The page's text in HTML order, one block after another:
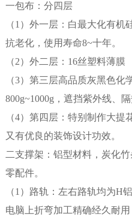
一包布：分四层
（1）外一层：白最大化有机
抗老化，使用寿命8~十年。
（2）外二层：16丝塑料薄膜
（3）第三层高品质灰黑色化
800g~1000g，遮挡紫外线、
（4）第四层：特别制作大提
又有优良的装饰设计功效。
二支撑架：铝型材料，炭化
零配件。
（1）路轨：左右路轨均为H
电脑上折弯加工精确经久耐用